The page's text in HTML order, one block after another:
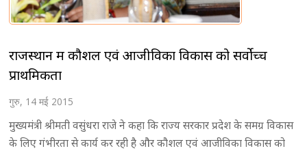
राजस्थान में कौशल एवं आजीविका विकास को सर्वोच्च
प्राथमिकता
गुरु, 14 मई 2015
मुख्यमंत्री श्रीमती वसुंधरा राजे ने कहा कि राज्य सरकार प्रदेश के समग्र विकास
के लिए गंभीरता से कार्य कर रही है और कौशल एवं आजीविका विकास को